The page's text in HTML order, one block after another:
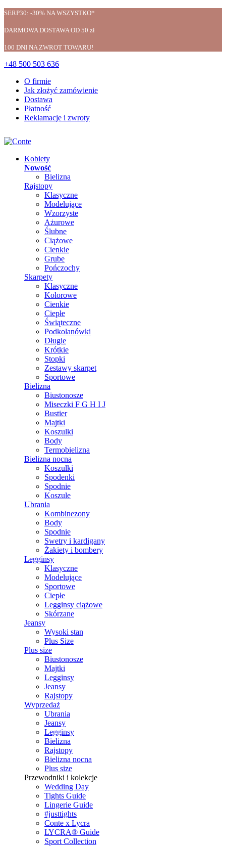
SERP30: -30% NA WSZYSTKO*
DARMOWA DOSTAWA OD 50 zł
100 DNI NA ZWROT TOWARU!
+48 500 503 636
O firmie
Jak złożyć zamówienie
Dostawa
Płatność
Reklamacje i zwroty
Kobiety
Nowość
Bielizna
Rajstopy
Klasyczne
Modelujące
Wzorzyste
Ażurowe
Ślubne
Ciążowe
Cienkie
Grube
Pończochy
Skarpety
Klasyczne
Kolorowe
Cienkie
Ciepłe
Świąteczne
Podkolanówki
Długie
Krótkie
Stopki
Zestawy skarpet
Sportowe
Bielizna
Biustonosze
Miseczki F G H I J
Bustier
Majtki
Koszulki
Body
Termobielizna
Bielizna nocna
Koszulki
Spodenki
Spodnie
Koszule
Ubrania
Kombinezony
Body
Spodnie
Swetry i kardigany
Żakiety i bombery
Legginsy
Klasyczne
Modelujące
Sportowe
Ciepłe
Legginsy ciążowe
Skórzane
Jeansy
Wysoki stan
Plus Size
Plus size
Biustonosze
Majtki
Legginsy
Jeansy
Rajstopy
Wyprzedaż
Ubrania
Jeansy
Legginsy
Bielizna
Rajstopy
Bielizna nocna
Plus size
Przewodniki i kolekcje
Wedding Day
Tights Guide
Lingerie Guide
#justtights
Conte x Lycra
LYCRA® Guide
Sport Сollection